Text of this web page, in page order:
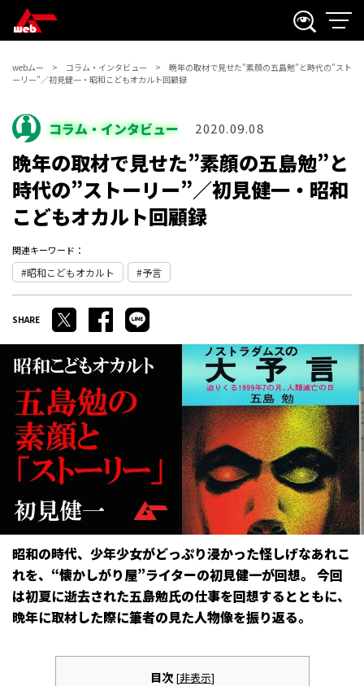
webムー コラム・インタビュー
晩年の取材で見せた”素顔の五島勉”と時代の”スト
ーリー”／初見健一・昭和こどもオカルト回顧録
コラム・インタビュー 2020.09.08
晩年の取材で見せた”素顔の五島勉”と
時代の”ストーリー”／初見健一・昭和
こどもオカルト回顧録
関連キーワード：
昭和こどもオカルト 予言
昭和の時代、少年少女がどっぷり浸かった怪しげなあれこ
れを、“懐かしがり屋”ライターの初見健一が回想。 今回
は初夏に逝去された五島勉氏の仕事を回想するとともに、
晩年に取材した際に筆者の見た人物像を振り返る。
目次 [非表示]